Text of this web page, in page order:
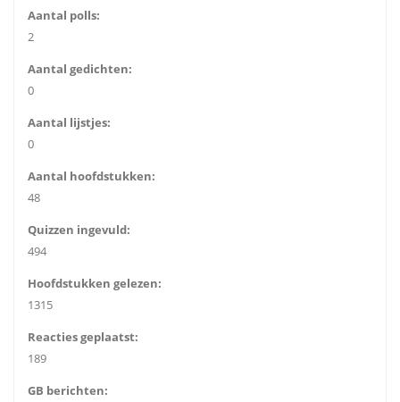
Aantal polls:
2
Aantal gedichten:
0
Aantal lijstjes:
0
Aantal hoofdstukken:
48
Quizzen ingevuld:
494
Hoofdstukken gelezen:
1315
Reacties geplaatst:
189
GB berichten: